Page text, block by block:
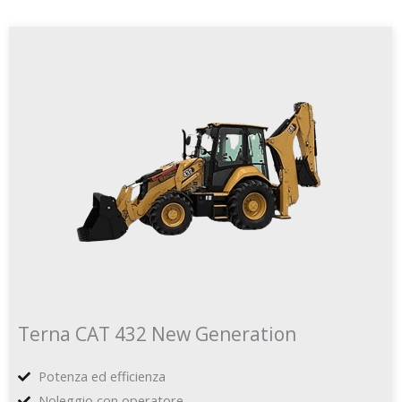
Terna CAT 432 New Generation
Potenza ed efficienza